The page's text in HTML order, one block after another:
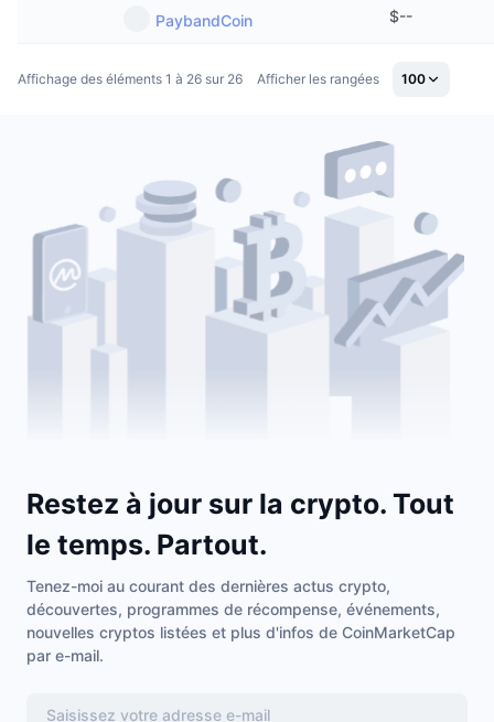
PaybandCoin $--
Affichage des éléments 1 à 26 sur 26 Afficher les rangées 100
Restez à jour sur la crypto. Tout
le temps. Partout.
Tenez-moi au courant des dernières actus crypto,
découvertes, programmes de récompense, événements,
nouvelles cryptos listées et plus d'infos de CoinMarketCap
par e-mail.